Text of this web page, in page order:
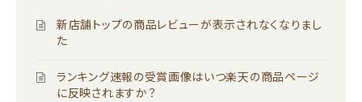
新店舗トップの商品レビューが表示されなくなりまし
た
ランキング速報の受賞画像はいつ楽天の商品ページ
に反映されますか？